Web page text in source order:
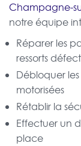
Champagne-
notre équipe
Réparer les
ressorts
Débloquer
motorisées
Rétablir la
Effectuer un
place